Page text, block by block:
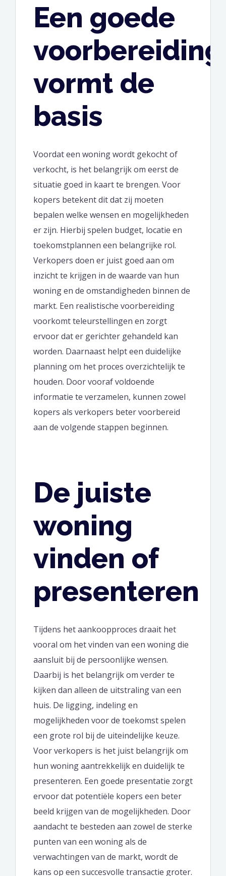
Een goede
voorbereiding
vormt de
basis
Voordat een woning wordt gekocht of
verkocht, is het belangrijk om eerst de
situatie goed in kaart te brengen. Voor
kopers betekent dit dat zij moeten
bepalen welke wensen en mogelijkheden
er zijn. Hierbij spelen budget, locatie en
toekomstplannen een belangrijke rol.
Verkopers doen er juist goed aan om
inzicht te krijgen in de waarde van hun
woning en de omstandigheden binnen de
markt. Een realistische voorbereiding
voorkomt teleurstellingen en zorgt
ervoor dat er gerichter gehandeld kan
worden. Daarnaast helpt een duidelijke
planning om het proces overzichtelijk te
houden. Door vooraf voldoende
informatie te verzamelen, kunnen zowel
kopers als verkopers beter voorbereid
aan de volgende stappen beginnen.
De juiste
woning
vinden of
presenteren
Tijdens het aankoopproces draait het
vooral om het vinden van een woning die
aansluit bij de persoonlijke wensen.
Daarbij is het belangrijk om verder te
kijken dan alleen de uitstraling van een
huis. De ligging, indeling en
mogelijkheden voor de toekomst spelen
een grote rol bij de uiteindelijke keuze.
Voor verkopers is het juist belangrijk om
hun woning aantrekkelijk en duidelijk te
presenteren. Een goede presentatie zorgt
ervoor dat potentiële kopers een beter
beeld krijgen van de mogelijkheden. Door
aandacht te besteden aan zowel de sterke
punten van een woning als de
verwachtingen van de markt, wordt de
kans op een succesvolle transactie groter.